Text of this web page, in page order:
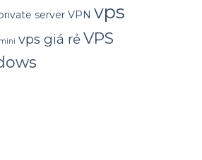
server VPN vps
vps giá rẻVPS